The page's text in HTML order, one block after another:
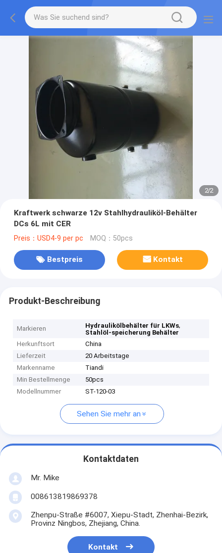
2/2
Kraftwerk schwarze 12v Stahlhydrauliköl-Behälter
DCs 6L mit CER
Preis：USD4-9 per pc MOQ：50pcs
Bestpreis Kontakt
Produkt-Beschreibung
Markieren Hydraulikölbehälter für LKWs,
Stahlöl-speicherung Behälter
Herkunftsort
China
Lieferzeit
20 Arbeitstage
Markenname
Tiandi
Min Bestellmenge
50pcs
Modellnummer
ST-120-03
Sehen Sie mehr an
Kontaktdaten
Mr. Mike
008613819869378
Zhenpu-Straße #6007, Xiepu-Stadt, Zhenhai-Bezirk,
Provinz Ningbos, Zhejiang, China.
Kontakt